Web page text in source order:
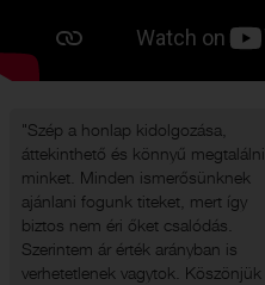
"Szép a honlap kidolgozása,
áttekinthető és könnyű megtalálni
minket. Minden ismerősünknek
ajánlani fogunk titeket, mert így
biztos nem éri őket csalódás.
Szerintem ár érték arányban is
verhetetlenek vagytok. Köszönjük